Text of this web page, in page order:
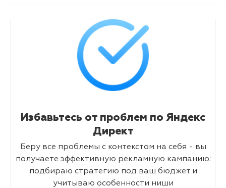
Избавьтесь от проблем по Яндекс
Директ
Беру все проблемы с контекстом на себя - вы
получаете эффективную рекламную кампанию:
подбираю стратегию под ваш бюджет и
учитываю особенности ниши